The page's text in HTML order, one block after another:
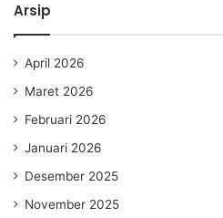
Arsip
April 2026
Maret 2026
Februari 2026
Januari 2026
Desember 2025
November 2025